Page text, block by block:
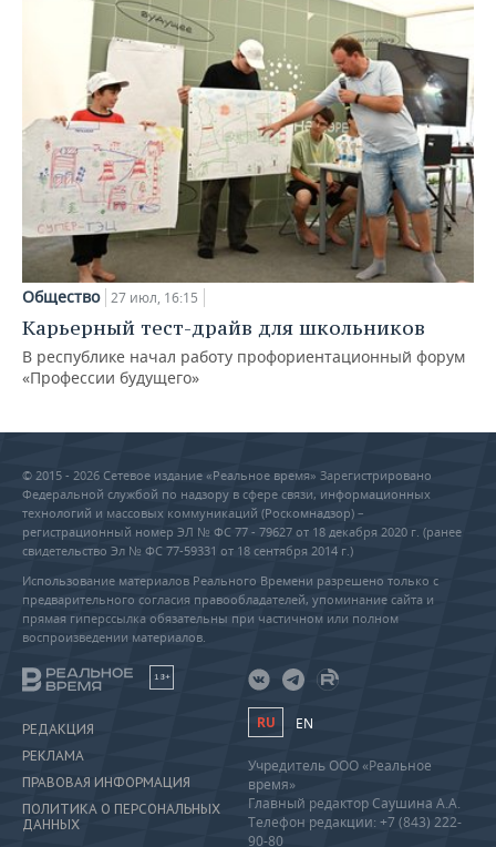
Общество 27 июл, 16:15
Карьерный тест-драйв для школьников
В республике начал работу профориентационный форум
«Профессии будущего»
© 2015 - 2026 Сетевое издание «Реальное время» Зарегистрировано
Федеральной службой по надзору в сфере связи, информационных
технологий и массовых коммуникаций (Роскомнадзор) –
регистрационный номер ЭЛ № ФС 77 - 79627 от 18 декабря 2020 г. (ранее
свидетельство Эл № ФС 77-59331 от 18 сентября 2014 г.)
Использование материалов Реального Времени разрешено только с
предварительного согласия правообладателей, упоминание сайта и
прямая гиперссылка обязательны при частичном или полном
воспроизведении материалов.
18+
РЕДАКЦИЯ
РЕКЛАМА
ПРАВОВАЯ ИНФОРМАЦИЯ
ПОЛИТИКА О ПЕРСОНАЛЬНЫХ
ДАННЫХ
RU EN
Учредитель ООО «Реальное
время»
Главный редактор Саушина А.А.
Телефон редакции: +7 (843) 222-
90-80